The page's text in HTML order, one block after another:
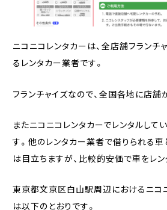
ニコニコレンタカーは、全店舗フランチ
るレンタカー業者です。
フランチャイズなので、全国各地に店舗
またニコニコレンタカーでレンタルして
す。他のレンタカー業者で借りられる
は目立ちますが、比較的安価で車をレン
東京都文京区白山駅周辺におけるニコ
は以下のとおりです。